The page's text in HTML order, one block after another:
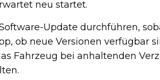
neu startet.
Update durchführen,
ob neue Versionen verfügbar
Fahrzeug bei anhaltenden